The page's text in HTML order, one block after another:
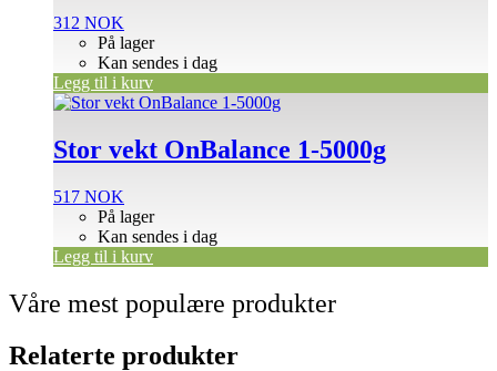
312 NOK
På lager
Kan sendes i dag
Legg til i kurv
Stor vekt OnBalance 1-5000g
517 NOK
På lager
Kan sendes i dag
Legg til i kurv
Våre mest populære produkter
Relaterte produkter